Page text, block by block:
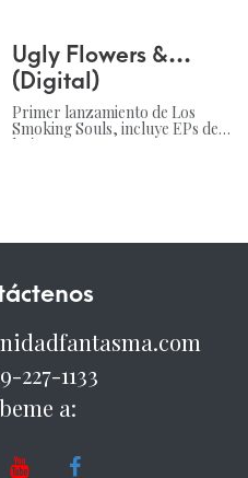
Ugly Flowers &...
(Digital)
Primer lanzamiento de Los
Smoking Souls, incluye EPs de
la época.
227-1133
a: